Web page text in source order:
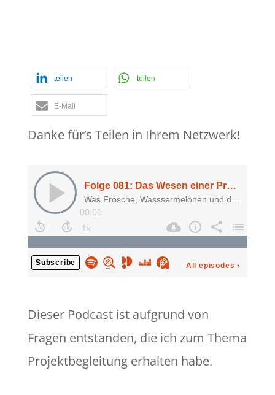
teilen teilen
E-Mail
Danke für’s Teilen in Ihrem Netzwerk!
Dieser Podcast ist aufgrund von
Fragen entstanden, die ich zum Thema
Projektbegleitung erhalten habe.